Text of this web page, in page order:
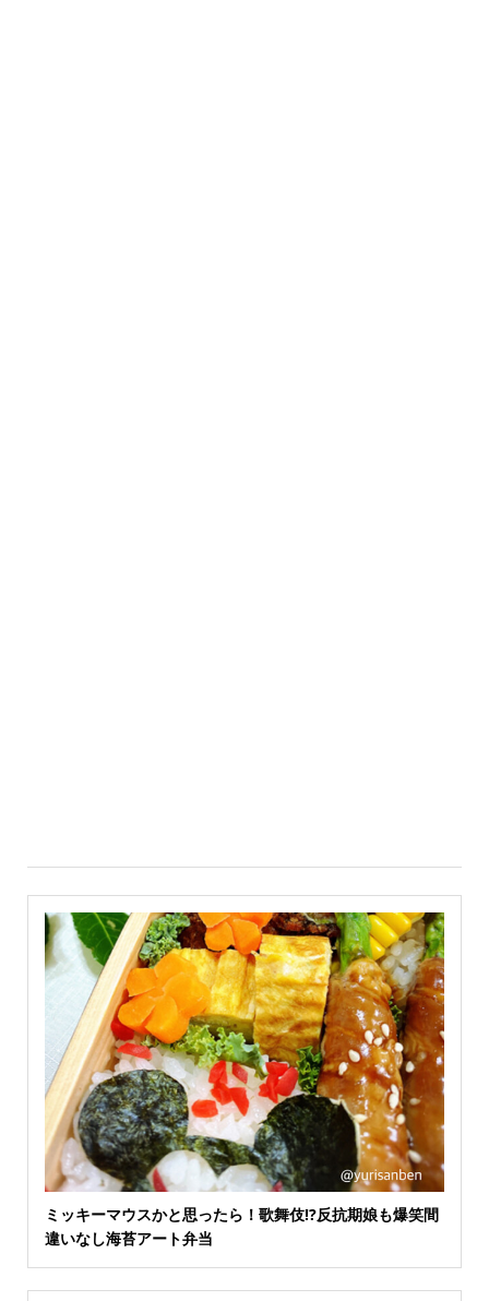
ミッキーマウスかと思ったら！歌舞伎⁉️反抗期娘も爆笑間
違いなし海苔アート弁当